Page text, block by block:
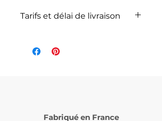
Tarifs et délai de livraison
comprise dans le prix de
Fabriqué en France